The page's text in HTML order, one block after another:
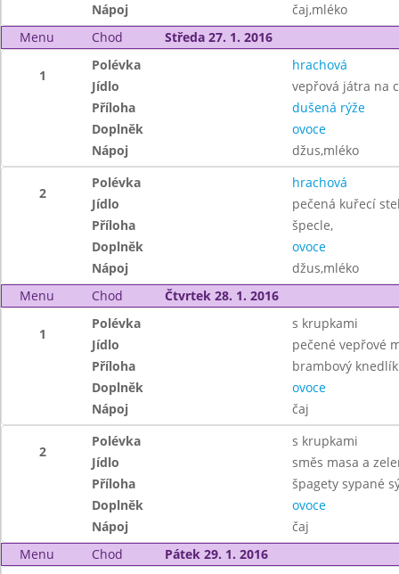
Nápoj
čaj,mléko
Menu
Chod Středa 27. 1. 2016
1
Polévka
hrachová
Jídlo
vepřová játra na
Příloha
dušená rýže
Doplněk
ovoce
Nápoj
džus,mléko
2
Polévka
hrachová
Jídlo
pečená kuřecí
Příloha
špecle,
Doplněk
ovoce
Nápoj
džus,mléko
Menu
Chod Čtvrtek 28. 1. 2016
1
Polévka
s krupkami
Jídlo
pečené vepřové
Příloha
brambový knedlík
Doplněk
ovoce
Nápoj
čaj
2
Polévka
s krupkami
Jídlo
směs masa a
Příloha
špagety sypané
Doplněk
ovoce
Nápoj
čaj
Menu
Chod Pátek 29. 1. 2016